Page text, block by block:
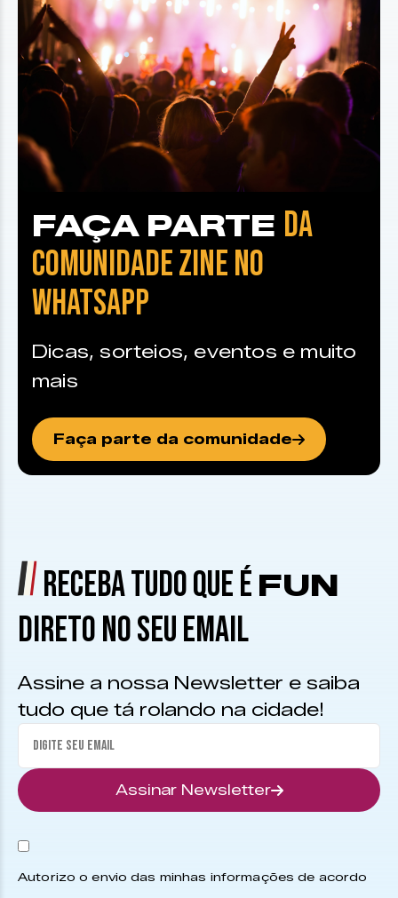
FAÇA PARTE DA
COMUNIDADE ZINE NO
WHATSAPP
Dicas, sorteios, eventos e muito
mais
Faça parte da comunidade
RECEBA TUDO QUE É FUN
DIRETO NO SEU EMAIL
Assine a nossa Newsletter e saiba
tudo que tá rolando na cidade!
Assinar Newsletter
Autorizo o envio das minhas informações de acordo